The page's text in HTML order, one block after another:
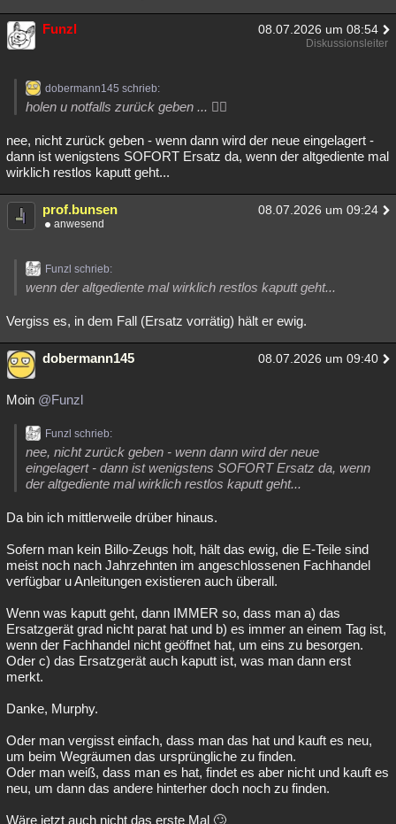
Funzl 08.07.2026 um 08:54
Diskussionsleiter
dobermann145 schrieb:
holen u notfalls zurück geben ... 🤷‍♂️
nee, nicht zurück geben - wenn dann wird der neue eingelagert -
dann ist wenigstens SOFORT Ersatz da, wenn der altgediente mal
wirklich restlos kaputt geht...
prof.bunsen 08.07.2026 um 09:24
anwesend
Funzl schrieb:
wenn der altgediente mal wirklich restlos kaputt geht...
Vergiss es, in dem Fall (Ersatz vorrätig) hält er ewig.
dobermann145 08.07.2026 um 09:40
Moin @Funzl
Funzl schrieb:
nee, nicht zurück geben - wenn dann wird der neue
eingelagert - dann ist wenigstens SOFORT Ersatz da, wenn
der altgediente mal wirklich restlos kaputt geht...
Da bin ich mittlerweile drüber hinaus.
Sofern man kein Billo-Zeugs holt, hält das ewig, die E-Teile sind
meist noch nach Jahrzehnten im angeschlossenen Fachhandel
verfügbar u Anleitungen existieren auch überall.
Wenn was kaputt geht, dann IMMER so, dass man a) das
Ersatzgerät grad nicht parat hat und b) es immer an einem Tag ist,
wenn der Fachhandel nicht geöffnet hat, um eins zu besorgen.
Oder c) das Ersatzgerät auch kaputt ist, was man dann erst
merkt.
Danke, Murphy.
Oder man vergisst einfach, dass man das hat und kauft es neu,
um beim Wegräumen das ursprüngliche zu finden.
Oder man weiß, dass man es hat, findet es aber nicht und kauft es
neu, um dann das andere hinterher doch noch zu finden.
Wäre jetzt auch nicht das erste Mal 🙄